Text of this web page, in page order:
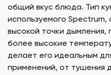
общий вкус блюда. Тип
используемого
высокой точки дымления,
более высокие
делает его идеальным
применений, от тушения